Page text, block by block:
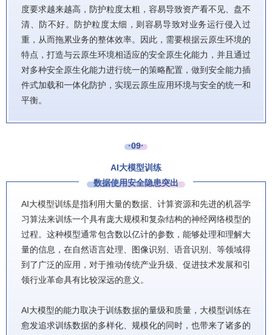
度要求越来越高，防护粒度太粗，容易导致资产看不见、盘不
清、防不好。防护粒度太细，则容易导致对业务运行侵入过
重，从而拖累业务的整体效率。因此，需要根据云原生环境的
特点，打造与云原生环境相适应的安全原生化能力，并且通过
对多种安全原生化能力进行统一的策略配置，做到安全能力插
件式加载和一体化防护，实现云原生应用环境与安全的统一和
平衡。
·09·
AI大模型训练
数据使用安全隐患突出
AI大模型训练是指利用大量的数据、计算资源和先进的机器学
习算法来训练一个具有庞大规模和复杂结构的神经网络模型的
过程。这种模型通常包含数以亿计的参数，能够处理和理解大
量的信息，在自然语言处理、图像识别、语音识别、等领域得
到了广泛的应用，对于推动传统产业升级、促进技术发展和引
领行业革命具有比较深远的意义。
AI大模型的能力取决于训练数据的量级和质量，大模型训练在
愈发追求训练数据的多样化、规模化的同时，也带来了诸多的